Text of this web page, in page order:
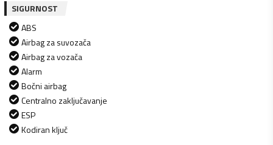
SIGURNOST
ABS
Airbag za suvozača
Airbag za vozača
Alarm
Bočni airbag
Centralno zaključavanje
ESP
Kodiran ključ